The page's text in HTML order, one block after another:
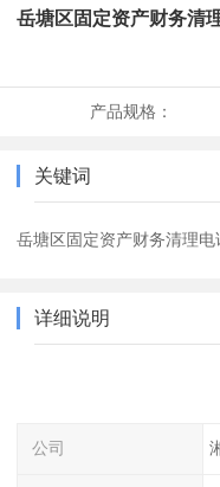
岳塘区固定资产财务清
产品规格：
关键词
岳塘区固定资产财务清理电
详细说明
公司